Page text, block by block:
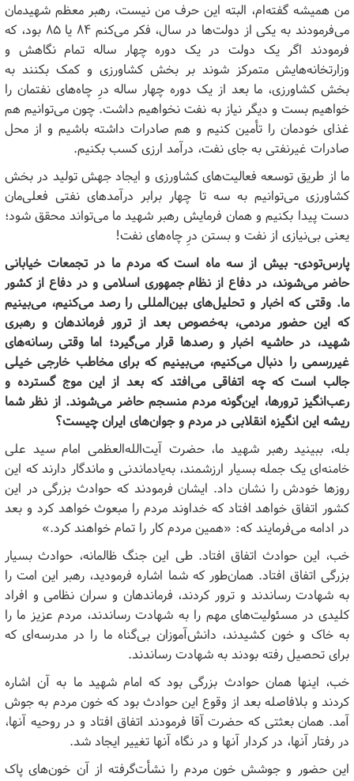
من همیشه گفته‌ام، البته این حرف من نیست، رهبر معظم شهیدمان
می‌فرمودند به یکی از دولت‌ها در سال، فکر می‌کنم ۸۴ یا ۸۵ بود، که
فرمودند اگر یک دولت در یک دوره چهار ساله تمام نگاهش و
وزارتخانه‌هایش متمرکز شوند بر بخش کشاورزی و کمک بکنند به
بخش کشاورزی، ما بعد از یک دوره چهار ساله درِ چاه‌های نفتمان را
خواهیم بست و دیگر نیاز به نفت نخواهیم داشت. چون می‌توانیم هم
غذای خودمان را تأمین کنیم و هم صادرات داشته باشیم و از محل
صادرات غیرنفتی به جای نفت، درآمد ارزی کسب بکنیم.
ما از طریق توسعه فعالیت‌های کشاورزی و ایجاد جهش تولید در بخش
کشاورزی می‌توانیم به سه تا چهار برابر درآمدهای نفتی فعلی‌مان
دست پیدا بکنیم و همان فرمایش رهبر شهید ما می‌تواند محقق شود؛
یعنی بی‌نیازی از نفت و بستن درِ چاه‌های نفت!
پارس‌تودی- بیش از سه ماه است که مردم ما در تجمعات خیابانی
حاضر می‌شوند، در دفاع از نظام جمهوری اسلامی و در دفاع از کشور
ما. وقتی که اخبار و تحلیل‌های بین‌المللی را رصد می‌کنیم، می‌بینیم
که این حضور مردمی، به‌خصوص بعد از ترور فرماندهان و رهبری
شهید، در حاشیه اخبار و رصدها قرار می‌گیرد؛ اما وقتی رسانه‌های
غیررسمی را دنبال می‌کنیم، می‌بینیم که برای مخاطب خارجی خیلی
جالب است که چه اتفاقی می‌افتد که بعد از این موج گسترده و
رعب‌انگیز ترورها، این‌گونه مردم منسجم حاضر می‌شوند. از نظر شما
ریشه این انگیزه انقلابی در مردم و جوان‌های ایران چیست؟
بله، ببینید رهبر شهید ما، حضرت آیت‌الله‌العظمی امام سید علی
خامنه‌ای یک جمله بسیار ارزشمند، به‌یادماندنی و ماندگار دارند که این
روزها خودش را نشان داد. ایشان فرمودند که حوادث بزرگی در این
کشور اتفاق خواهد افتاد که خداوند مردم را مبعوث خواهد کرد و بعد
در ادامه می‌فرمایند که: «همین مردم کار را تمام خواهند کرد.»
خب، این حوادث اتفاق افتاد. طی این جنگ ظالمانه، حوادث بسیار
بزرگی اتفاق افتاد. همان‌طور که شما اشاره فرمودید، رهبر این امت را
به شهادت رساندند و ترور کردند، فرماندهان و سران نظامی و افراد
کلیدی در مسئولیت‌های مهم را به شهادت رساندند، مردم عزیز ما را
به خاک و خون کشیدند، دانش‌آموزان بی‌گناه ما را در مدرسه‌ای که
برای تحصیل رفته بودند به شهادت رساندند.
خب، اینها همان حوادث بزرگی بود که امام شهید ما به آن اشاره
کردند و بلافاصله بعد از وقوع این حوادث بود که خون مردم به جوش
آمد. همان بعثتی که حضرت آقا فرمودند اتفاق افتاد و در روحیه آنها،
در رفتار آنها، در کردار آنها و در نگاه آنها تغییر ایجاد شد.
این حضور و جوشش خون مردم را نشأت‌گرفته از آن خون‌های پاک